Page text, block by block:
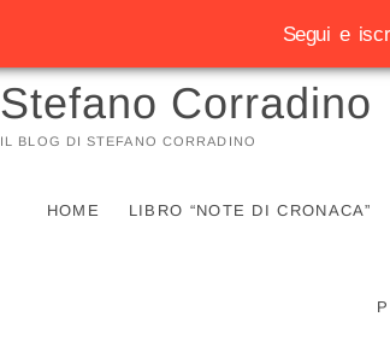
Stefano Corradino
IL BLOG DI STEFANO CORRADINO
HOME LIBRO “NOTE DI CRONACA”
Segui e